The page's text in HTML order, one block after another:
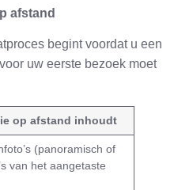
afstand
begint voordat u een
uw eerste bezoek moet
op afstand inhoudt
(panoramisch of
van het aangetaste